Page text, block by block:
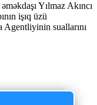
Yılmaz Akıncı
işıq üzü
Agentliyinin suallarını